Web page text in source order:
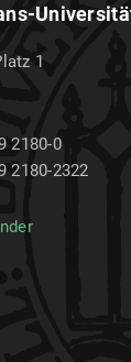
1
2180-0
2180-2322